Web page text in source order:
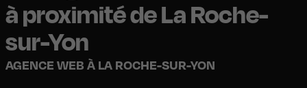
à proximité de La Roche-
sur-Yon
AGENCE WEB À LA ROCHE-SUR-YON